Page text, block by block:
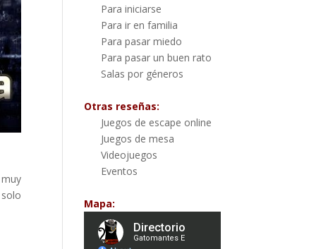
Para iniciarse
Para ir en familia
Para pasar miedo
Para pasar un buen rato
Salas por géneros
Otras reseñas:
Juegos de escape online
Juegos de mesa
Videojuegos
Eventos
Mapa: